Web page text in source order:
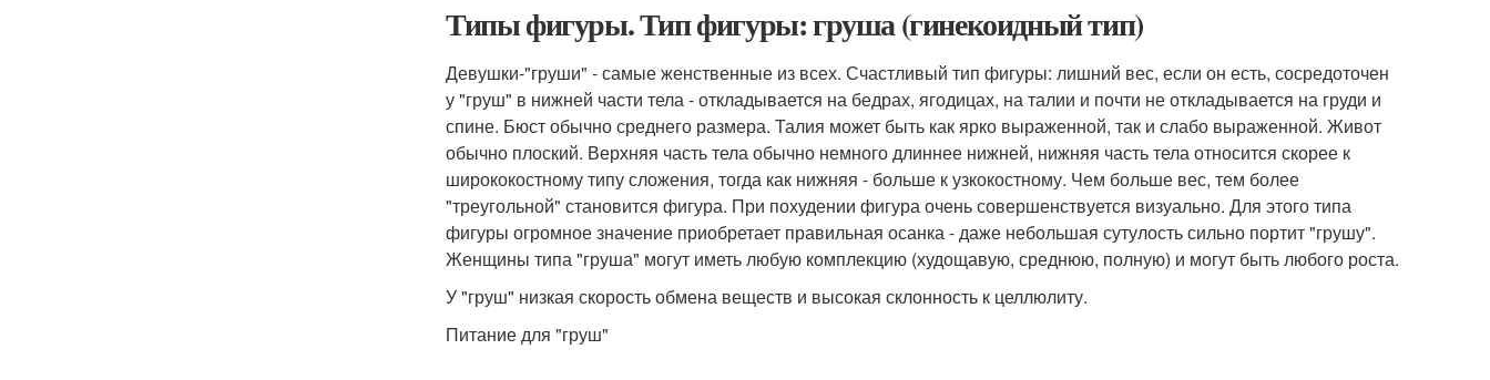
Типы фигуры. Тип фигуры: груша (гинекоидный тип)
Девушки-"груши" - самые женственные из всех. Счастливый тип фигуры: лишний вес, если он есть, сосредоточен
у "груш" в нижней части тела - откладывается на бедрах, ягодицах, на талии и почти не откладывается на груди и
спине. Бюст обычно среднего размера. Талия может быть как ярко выраженной, так и слабо выраженной. Живот
обычно плоский. Верхняя часть тела обычно немного длиннее нижней, нижняя часть тела относится скорее к
ширококостному типу сложения, тогда как нижняя - больше к узкокостному. Чем больше вес, тем более
"треугольной" становится фигура. При похудении фигура очень совершенствуется визуально. Для этого типа
фигуры огромное значение приобретает правильная осанка - даже небольшая сутулость сильно портит "грушу".
Женщины типа "груша" могут иметь любую комплекцию (худощавую, среднюю, полную) и могут быть любого роста.
У "груш" низкая скорость обмена веществ и высокая склонность к целлюлиту.
Питание для "груш"